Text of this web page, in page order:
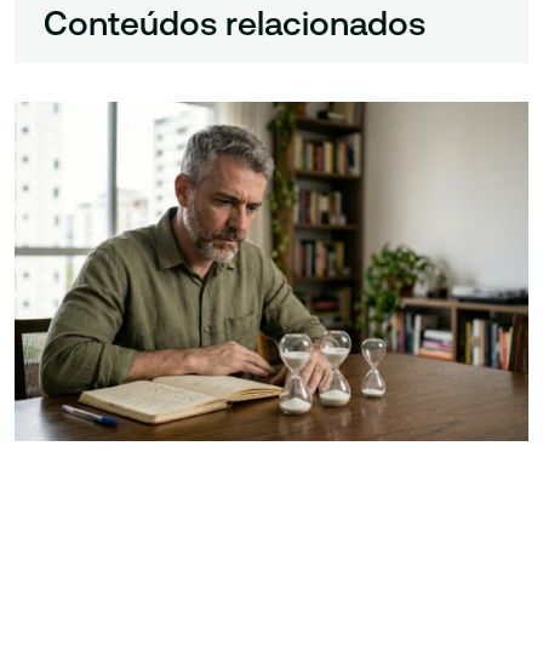
Conteúdos relacionados